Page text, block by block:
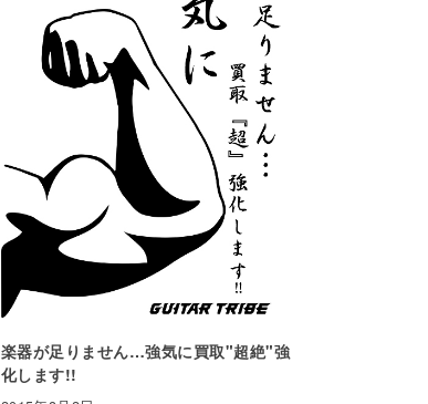
楽器が足りません…強気に買取"超絶"強
化します!!